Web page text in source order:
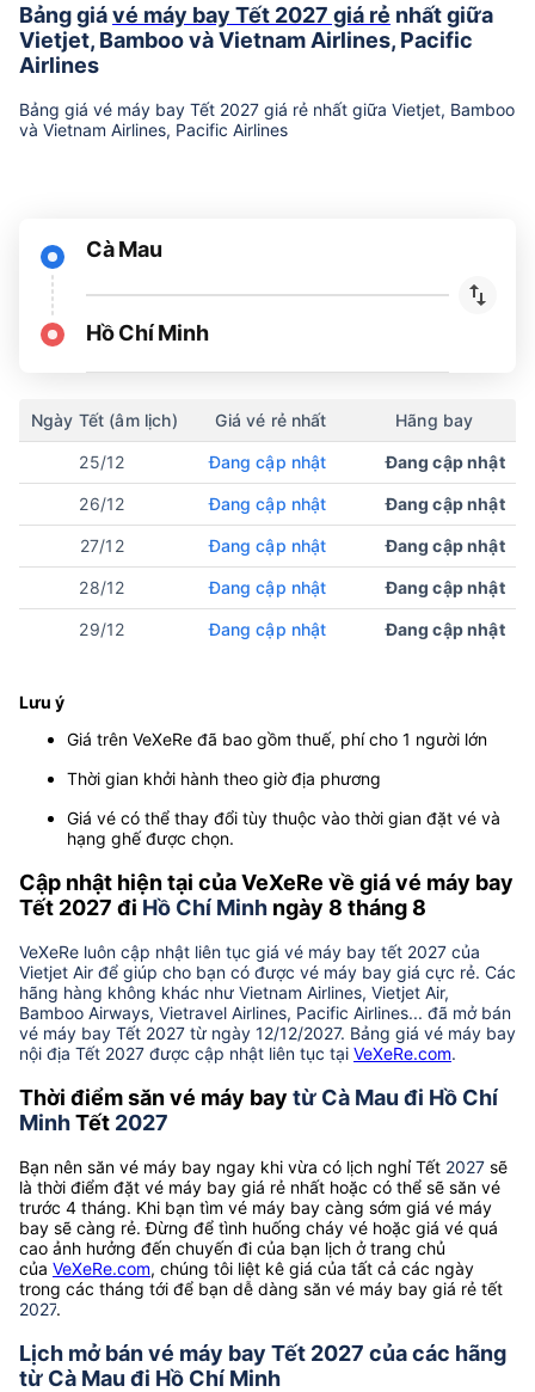
Bảng giávé máy bay Tết 2027 giá rẻ nhất giữa
Vietjet, Bamboo và Vietnam Airlines, Pacific
Airlines
Bảng giá vé máy bay Tết 2027 giá rẻ nhất giữa Vietjet, Bamboo
và Vietnam Airlines, Pacific Airlines
Cà Mau
Hồ Chí Minh
Ngày Tết (âm lịch) Giá vé rẻ nhất Hãng bay
25/12 Đang cập nhật Đang cập nhật
26/12 Đang cập nhật Đang cập nhật
27/12 Đang cập nhật Đang cập nhật
28/12 Đang cập nhật Đang cập nhật
29/12 Đang cập nhật Đang cập nhật
Lưu ý
Giá trên VeXeRe đã bao gồm thuế, phí cho 1 người lớn
Thời gian khởi hành theo giờ địa phương
Giá vé có thể thay đổi tùy thuộc vào thời gian đặt vé và
hạng ghế được chọn.
Cập nhật hiện tại của VeXeRe về giá vé máy bay
Tết 2027 đi Hồ Chí Minh ngày 8 tháng 8
VeXeRe luôn cập nhật liên tục giá vé máy bay tết 2027 của
Vietjet Air để giúp cho bạn có được vé máy bay giá cực rẻ. Các
hãng hàng không khác như Vietnam Airlines, Vietjet Air,
Bamboo Airways, Vietravel Airlines, Pacific Airlines... đã mở bán
vé máy bay Tết 2027 từ ngày 12/12/2027. Bảng giá vé máy bay
nội địa Tết 2027 được cập nhật liên tục tại VeXeRe.com.
Thời điểm săn vé máy bay từ Cà Mau đi Hồ Chí
MinhTết 2027
Bạn nên săn vé máy bay ngay khi vừa có lịch nghỉ Tết 2027 sẽ
là thời điểm đặt vé máy bay giá rẻ nhất hoặc có thể sẽ săn vé
trước 4 tháng. Khi bạn tìm vé máy bay càng sớm giá vé máy
bay sẽ càng rẻ. Đừng để tình huống cháy vé hoặc giá vé quá
cao ảnh hưởng đến chuyến đi của bạn lịch ở trang chủ
của VeXeRe.com, chúng tôi liệt kê giá của tất cả các ngày
trong các tháng tới để bạn dễ dàng săn vé máy bay giá rẻ tết
2027.
Lịch mở bán vé máy bay Tết 2027 của các hãng
từ Cà Mau đi Hồ Chí Minh